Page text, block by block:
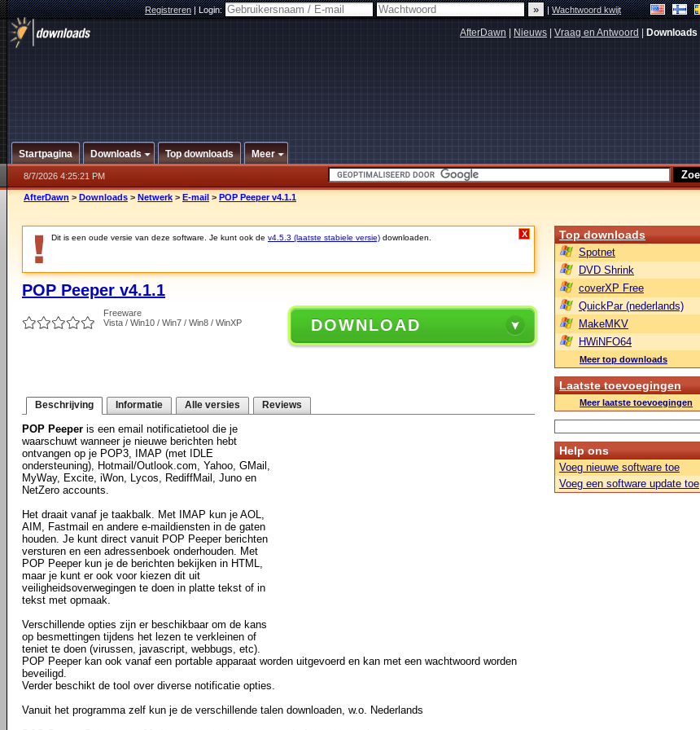
Registreren|Login: |Wachtwoord kwijt
AfterDawn Nieuws Vraag en Antwoord Downloads
Startpagina Downloads Top downloads Meer
8/7/2026 4:25:21 PM
AfterDawn > Downloads > Netwerk > E-mail > POP Peeper v4.1.1
Dit is een oude versie van deze software. Je kunt ook de v4.5.3 (laatste stabiele versie) downloaden. X
POP Peeper v4.1.1
Freeware
Vista / Win10 / Win7 / Win8 / WinXP
DOWNLOAD
Beschrijving Informatie Alle versies Reviews
POP Peeper is een email notificatietool die je
waarschuwt wanneer je nieuwe berichten hebt
ontvangen op je POP3, IMAP (met IDLE
ondersteuning), Hotmail/Outlook.com, Yahoo, GMail,
MyWay, Excite, iWon, Lycos, RediffMail, Juno en
NetZero accounts.
Het draait vanaf je taakbalk. Met IMAP kun je AOL,
AIM, Fastmail en andere e-maildiensten in de gaten
houden. Je kunt direct vanuit POP Peeper berichten
versturen en een adressenboek onderhouden. Met
POP Peeper kun je de berichten bekijken in HTML,
maar je kunt er ook voor kiezen dit uit
veiligheidsoverwegingen te doen in platte tekst of in
tekst met opmaak.
Verschillende opties zijn er beschikbaar om de kans
op besmettingen tijdens het lezen te verkleinen of
teniet te doen (virussen, javascript, webbugs, etc).
POP Peeper kan ook vanaf een portable apparaat worden uitgevoerd en kan met een wachtwoord worden
beveiligd.
Verder beschikt de tool over diverse notificatie opties.
Vanuit het programma zelf kun je de verschillende talen downloaden, w.o. Nederlands
Top downloads
Spotnet
DVD Shrink
coverXP Free
QuickPar (nederlands)
MakeMKV
HWiNFO64
Meer top downloads
Laatste toevoegingen
Meer laatste toevoegingen
Help ons
Voeg nieuwe software toe
Voeg een software update toe